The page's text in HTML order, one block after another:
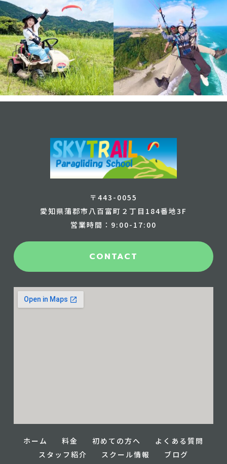
〒443-0055
愛知県蒲郡市八百富町２丁目184番地3F
営業時間：9:00-17:00
CONTACT
ホーム 料金 初めての方へ
よくある質問
スタッフ紹介
スクール情報
ブログ